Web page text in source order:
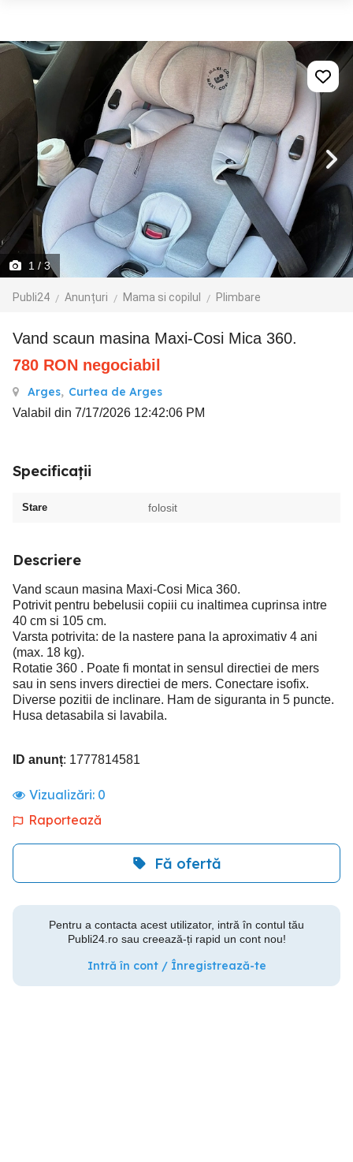
1 / 3
Publi24 Anunțuri Mama si copilul Plimbare
Vand scaun masina Maxi-Cosi Mica 360.
780 RON negociabil
Arges, Curtea de Arges
Valabil din 7/17/2026 12:42:06 PM
Specificații
Stare folosit
Descriere
Vand scaun masina Maxi-Cosi Mica 360.
Potrivit pentru bebelusii copiii cu inaltimea cuprinsa intre
40 cm si 105 cm.
Varsta potrivita: de la nastere pana la aproximativ 4 ani
(max. 18 kg).
Rotatie 360 . Poate fi montat in sensul directiei de mers
sau in sens invers directiei de mers. Conectare isofix.
Diverse pozitii de inclinare. Ham de siguranta in 5 puncte.
Husa detasabila si lavabila.
ID anunț: 1777814581
Vizualizări: 0
Raportează
Fă ofertă
Pentru a contacta acest utilizator, intră în contul tău
Publi24.ro sau creează-ți rapid un cont nou!
Intră în cont / Înregistrează-te